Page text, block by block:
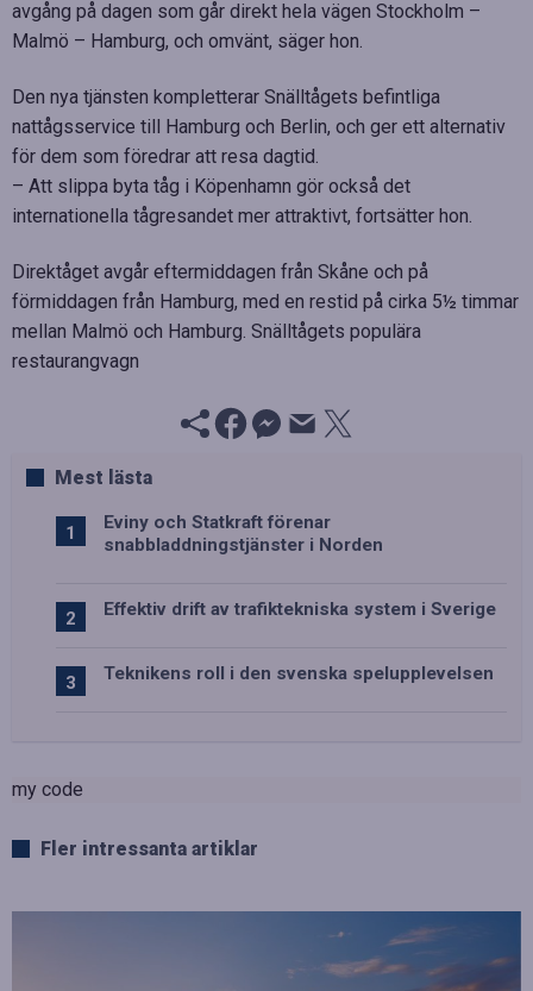
avgång på dagen som går direkt hela vägen Stockholm –
Malmö – Hamburg, och omvänt, säger hon.
Den nya tjänsten kompletterar Snälltågets befintliga
nattågsservice till Hamburg och Berlin, och ger ett alternativ
för dem som föredrar att resa dagtid.
– Att slippa byta tåg i Köpenhamn gör också det
internationella tågresandet mer attraktivt, fortsätter hon.
Direktåget avgår eftermiddagen från Skåne och på
förmiddagen från Hamburg, med en restid på cirka 5½ timmar
mellan Malmö och Hamburg. Snälltågets populära
restaurangvagn
Mest lästa
Eviny och Statkraft förenar
snabbladdningstjänster i Norden
Effektiv drift av trafiktekniska system i Sverige
Teknikens roll i den svenska spelupplevelsen
my code
Fler intressanta artiklar